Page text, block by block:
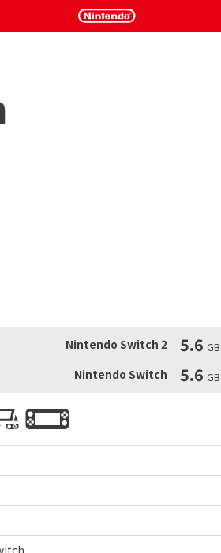
Nintendo Switch 2 5.6 GB
Nintendo Switch 5.6 GB